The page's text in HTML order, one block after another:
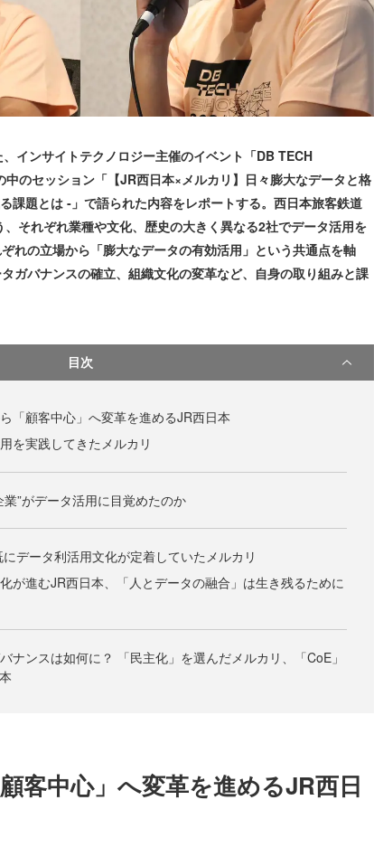
インサイトテクノロジー主催のイベント「DB TECH
のセッション「【JR西日本×メルカリ】日々膨大なデータと格
課題とは ‐」で語られた内容をレポートする。西日本旅客鉄道
、それぞれ業種や文化、歴史の大きく異なる2社でデータ活用を
れの立場から「膨大なデータの有効活用」という共通点を軸
ガバナンスの確立、組織文化の変革など、自身の取り組みと課
目次
「顧客中心」へ変革を進めるJR西日本
を実践してきたメルカリ
業”がデータ活用に目覚めたのか
データ利活用文化が定着していたメルカリ
が進むJR西日本、「人とデータの融合」は生き残るために
ナンスは如何に？ 「民主化」を選んだメルカリ、「CoE」
客中心」へ変革を進めるJR西日